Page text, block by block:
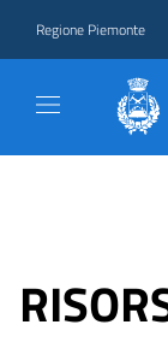
Regione Piemonte